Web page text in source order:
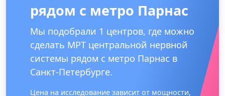
рядом с метро Парнас
Мы подобрали 1 центров, где можно
сделать МРТ центральной нервной
системы рядом с метро Парнас в
Санкт-Петербурге.
Цена на исследование зависит от мощности,